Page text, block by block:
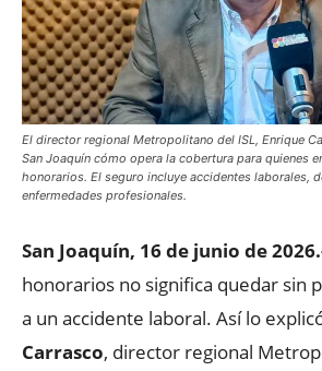
El director regional Metropolitano del ISL, Enrique
San Joaquín cómo opera la cobertura para quienes
honorarios. El seguro incluye accidentes laborales,
enfermedades profesionales.
San Joaquín, 16 de junio de
honorarios no significa quedar sin
a un accidente laboral. Así lo
Carrasco, director regional